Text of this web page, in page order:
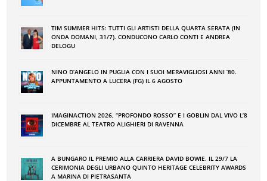
TIM SUMMER HITS: TUTTI GLI ARTISTI DELLA QUARTA SERATA (IN
ONDA DOMANI, 31/7). CONDUCONO CARLO CONTI E ANDREA
DELOGU
NINO DʼANGELO IN PUGLIA CON I SUOI MERAVIGLIOSI ANNI ʼ80.
APPUNTAMENTO A LUCERA (FG) IL 6 AGOSTO
IMAGINACTION 2026, “PROFONDO ROSSO” E I GOBLIN DAL VIVO L’8
DICEMBRE AL TEATRO ALIGHIERI DI RAVENNA
A BUNGARO IL PREMIO ALLA CARRIERA DAVID BOWIE. IL 29/7 LA
CERIMONIA DEGLI URBANO QUINTO HERITAGE CELEBRITY AWARDS
A MARINA DI PIETRASANTA